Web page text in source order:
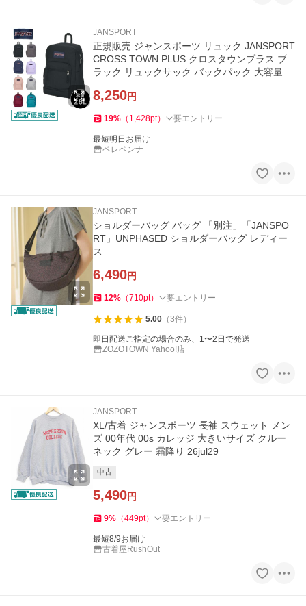
JANSPORT
正規販売 ジャンスポーツ リュック JANSPORT
CROSS TOWN PLUS クロスタウンプラス ブ
ラック リュックサック バックパック 大容量 通
8,250円
19% （ 1,428pt） 要エントリー
最短明日お届け
ペレペンナ
JANSPORT
ショルダーバッグ バッグ 「別注」「JANSPO
RT」UNPHASED ショルダーバッグ レディー
ス
6,490円
12% （710pt） 要エントリー
5.00（3件）
即日配送ご指定の場合のみ、1〜2日で発送
ZOZOTOWN Yahoo!店
JANSPORT
XL/古着 ジャンスポーツ 長袖 スウェット メン
ズ 00年代 00s カレッジ 大きいサイズ クルー
ネック グレー 霜降り 26jul29
中古
5,490円
9% （449pt） 要エントリー
最短8/9お届け
古着屋RushOut